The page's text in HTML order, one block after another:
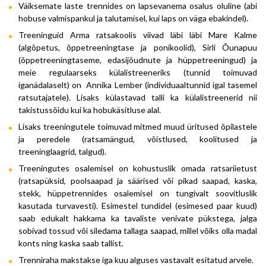
Väiksemate laste trennides on lapsevanema osalus oluline (abi
hobuse valmispankul ja talutamisel, kui laps on väga ebakindel).
Treeninguid Arma ratsakoolis viivad läbi läbi Mare Kalme
(algõpetus, õppetreeningtase ja ponikoolid), Sirli Õunapuu
(õppetreeningtaseme, edasijõudnute ja hüppetreeningud) ja
meie regulaarseks külalistreeneriks (tunnid toimuvad
iganädalaselt) on Annika Lember (individuaaltunnid igal tasemel
ratsutajatele). Lisaks külastavad talli ka külalistreenerid nii
takistussõidu kui ka hobukäsitluse alal.
Lisaks treeningutele toimuvad mitmed muud üritused õpilastele
ja peredele (ratsamängud, võistlused, koolitused ja
treeninglaagrid, talgud).
Treeningutes osalemisel on kohustuslik omada ratsariietust
(ratsapüksid, poolsaapad ja säärised või pikad saapad, kaska,
stekk, hüppetrennides osalemisel on tungivalt soovitluslik
kasutada turvavesti). Esimestel tundidel (esimesed paar kuud)
saab edukalt hakkama ka tavaliste venivate pükstega, jalga
sobivad tossud või siledama tallaga saapad, millel võiks olla madal
konts ning kaska saab tallist.
Trenniraha makstakse iga kuu alguses vastavalt esitatud arvele.